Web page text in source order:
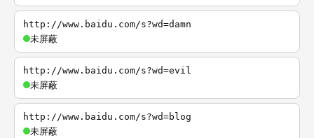
http://www.baidu.com/s?wd=damn
未屏蔽
http://www.baidu.com/s?wd=evil
未屏蔽
http://www.baidu.com/s?wd=blog
未屏蔽